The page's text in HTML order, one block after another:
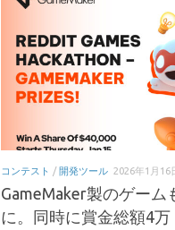
コンテスト /開発ツール 2026年1月16
GameMaker製のゲー
に。同時に賞金総額4万